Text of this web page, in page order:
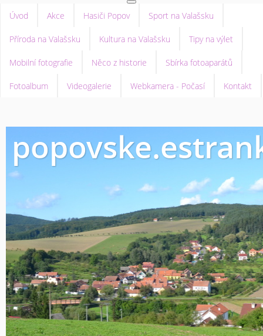
Úvod Akce Hasiči Popov Sport na Valašsku
Příroda na Valašsku Kultura na Valašsku Tipy na výlet
Mobilní fotografie Něco z historie Sbírka fotoaparátů
Fotoalbum Videogalerie Webkamera - Počasí Kontakt